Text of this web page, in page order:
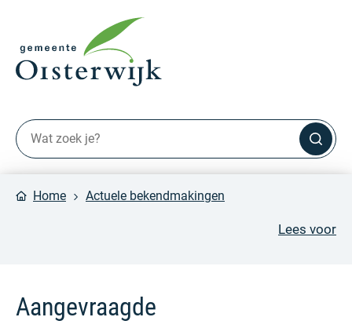
Home Actuele bekendmakingen
Lees voor
Aangevraagde